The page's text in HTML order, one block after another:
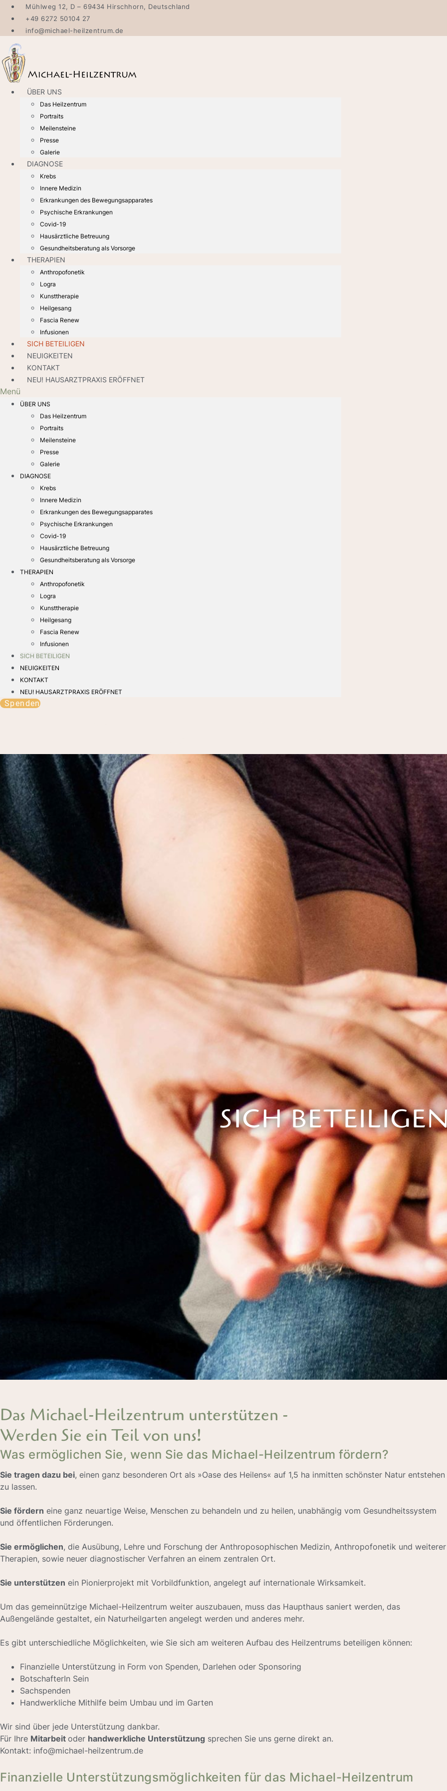
Zum
Inhalt
wechseln
Mühlweg 12, D – 69434 Hirschhorn, Deutschland
+49 6272 50104 27
info@michael-heilzentrum.de
ÜBER UNS
Das Heilzentrum
Portraits
Meilensteine
Presse
Galerie
DIAGNOSE
Krebs
Innere Medizin
Erkrankungen des Bewegungsapparates
Psychische Erkrankungen
Covid-19
Hausärztliche Betreuung
Gesundheitsberatung als Vorsorge
THERAPIEN
Anthropofonetik
Logra
Kunsttherapie
Heilgesang
Fascia Renew
Infusionen
SICH BETEILIGEN
NEUIGKEITEN
KONTAKT
NEU! HAUSARZTPRAXIS ERÖFFNET
Menü
ÜBER UNS
Das Heilzentrum
Portraits
Meilensteine
Presse
Galerie
DIAGNOSE
Krebs
Innere Medizin
Erkrankungen des Bewegungsapparates
Psychische Erkrankungen
Covid-19
Hausärztliche Betreuung
Gesundheitsberatung als Vorsorge
THERAPIEN
Anthropofonetik
Logra
Kunsttherapie
Heilgesang
Fascia Renew
Infusionen
SICH BETEILIGEN
NEUIGKEITEN
KONTAKT
NEU! HAUSARZTPRAXIS ERÖFFNET
Spenden
SICH
Das Michael-Heilzentrum unterstützen -
Werden Sie ein Teil von uns!
Was ermöglichen Sie, wenn Sie das Michael-Heilzentrum fördern?
Sie tragen dazu bei, einen ganz besonderen Ort als »Oase des Heilens« auf 1,5 ha inmitten schönster Natur entstehen
zu lassen.
und öffentlichen Förderungen.